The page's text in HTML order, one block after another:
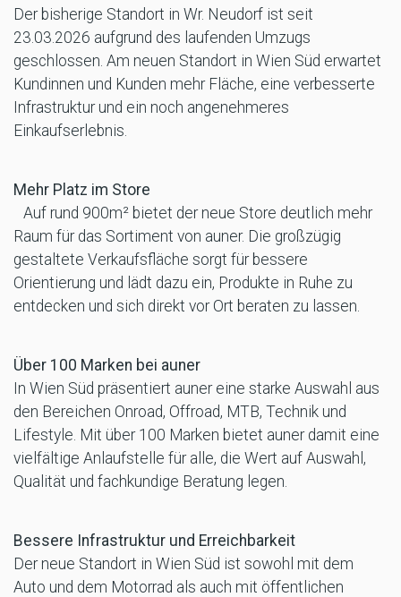
Der bisherige Standort in Wr. Neudorf ist seit
23.03.2026 aufgrund des laufenden Umzugs
geschlossen. Am neuen Standort in Wien Süd erwartet
Kundinnen und Kunden mehr Fläche, eine verbesserte
Infrastruktur und ein noch angenehmeres
Einkaufserlebnis.
Mehr Platz im Store
Auf rund 900m² bietet der neue Store deutlich mehr
Raum für das Sortiment von auner. Die großzügig
gestaltete Verkaufsfläche sorgt für bessere
Orientierung und lädt dazu ein, Produkte in Ruhe zu
entdecken und sich direkt vor Ort beraten zu lassen.
Über 100 Marken bei auner
In Wien Süd präsentiert auner eine starke Auswahl aus
den Bereichen Onroad, Offroad, MTB, Technik und
Lifestyle. Mit über 100 Marken bietet auner damit eine
vielfältige Anlaufstelle für alle, die Wert auf Auswahl,
Qualität und fachkundige Beratung legen.
Bessere Infrastruktur und Erreichbarkeit
Der neue Standort in Wien Süd ist sowohl mit dem
Auto und dem Motorrad als auch mit öffentlichen